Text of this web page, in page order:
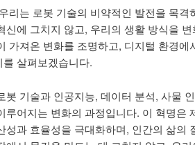
리는 로봇 기술의 비약적인 발전을 목
신에 그치지 않고, 우리의 생활 방식을
가져온 변화를 조명하고, 디지털 환경
살펴보겠습니다.
봇 기술과 인공지능, 데이터 분석, 사물
루어지는 변화의 과정입니다. 이 혁명은
성과 효율성을 극대화하며, 인간의 삶의